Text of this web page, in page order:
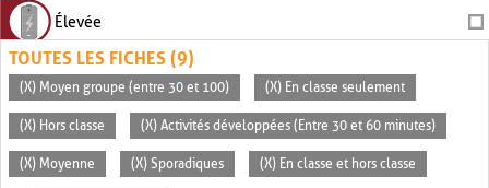
Élevée
TOUTES LES FICHES (9)
(X) Moyen groupe (entre 30 et 100) (X) En classe seulement
(X) Hors classe (X) Activités développées (Entre 30 et 60 minutes)
(X) Moyenne (X) Sporadiques (X) En classe et hors classe